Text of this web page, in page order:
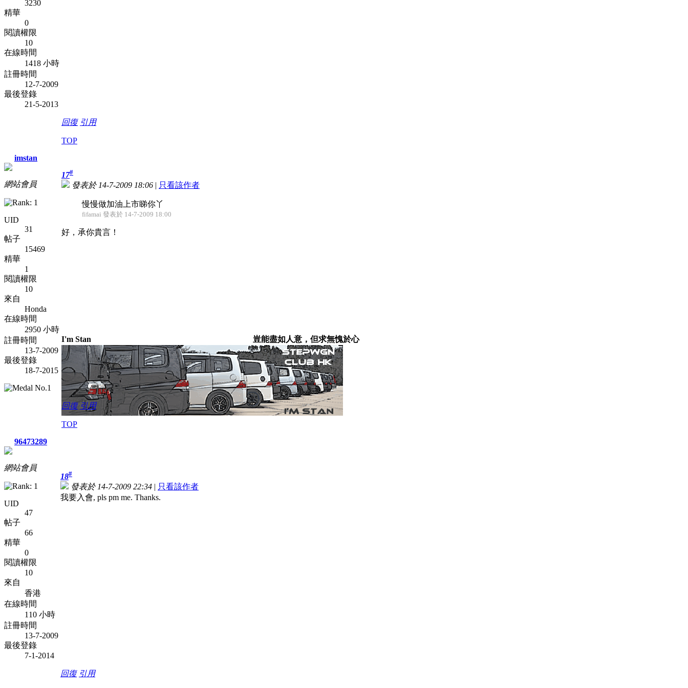
3230
精華
0
閱讀權限
10
在線時間
1418 小時
註冊時間
12-7-2009
最後登錄
21-5-2013
回復 引用
TOP
imstan
網站會員
UID
31
帖子
15469
精華
1
閱讀權限
10
來自
Honda
在線時間
2950 小時
註冊時間
13-7-2009
最後登錄
18-7-2015
17#
發表於 14-7-2009 18:06 | 只看該作者
慢慢做加油 上市睇你丫
fifamai 發表於 14-7-2009 18:00
好，承你貴言！
I'm Stan 豈能盡如人意，但求無愧於心
回復 引用
TOP
96473289
網站會員
UID
47
帖子
66
精華
0
閱讀權限
10
來自
香港
在線時間
110 小時
註冊時間
13-7-2009
最後登錄
7-1-2014
18#
發表於 14-7-2009 22:34 | 只看該作者
我要入會, pls pm me. Thanks.
回復 引用